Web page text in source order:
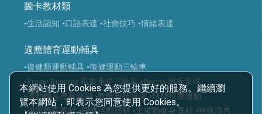
本網站使用 Cookies 為您提供更好的服務。繼續瀏
覽本網站，即表示您同意使用 Cookies。
圖卡教材類
•生活認知 •口語表達 •社會技巧 •情緒表達
適應體育運動輔具
•復健類運動輔具 •復健運動三輪車
•Frame Running 框架跑步三輪車 •Boccia 地板滾球
•運動輔具專案規劃 •智能科技設備 •球類投擲運動
•視障體育器材 •團體活動器材 •主被動健身器材 •特殊浮具